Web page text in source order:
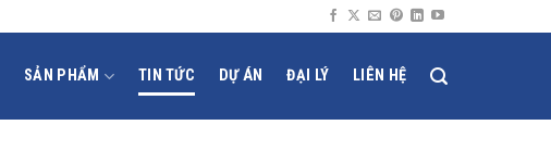
SẢN PHẨM TIN TỨC DỰ ÁN ĐẠI LÝ LIÊN HỆ